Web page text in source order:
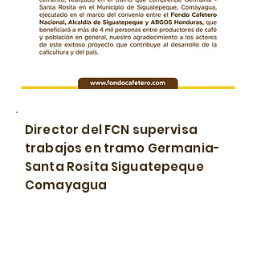
Director del FCN supervisa
trabajos en tramo Germania-
Santa Rosita Siguatepeque
Comayagua